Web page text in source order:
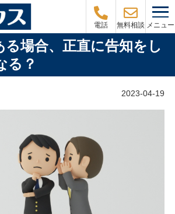
電話 無料相談 メニュー
る場合、正直に告知をし
る？
2023-04-19